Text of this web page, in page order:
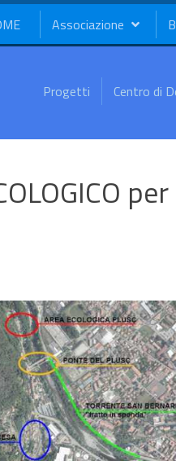
Associazione
Progetti Centro di